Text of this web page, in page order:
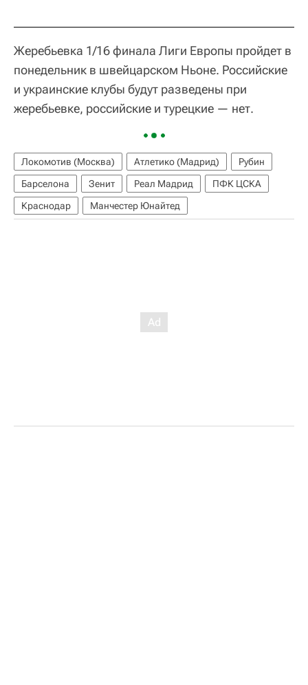
Жеребьевка 1/16 финала Лиги Европы пройдет в
понедельник в швейцарском Ньоне. Российские
и украинские клубы будут разведены при
жеребьевке, российские и турецкие — нет.
Локомотив (Москва) Атлетико (Мадрид)
Рубин
Барселона
Зенит Реал Мадрид
ПФК ЦСКА
Краснодар
Манчестер Юнайтед